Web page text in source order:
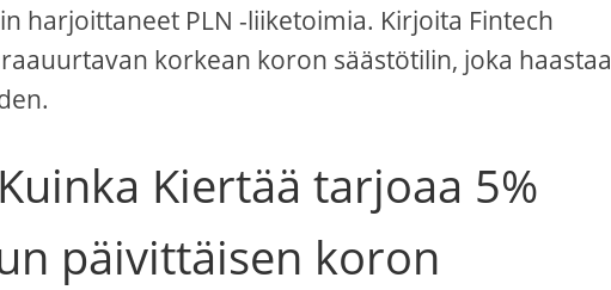
harjoittaneet PLN -liiketoimia. Kirjoita Fintech
korkean koron säästötilin, joka haastaa
Kiertää tarjoaa 5%
päivittäisen koron